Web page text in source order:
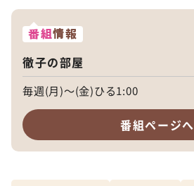
番組情報
徹子の部屋
毎週(月)～(金)ひる1:00
番組ページへ